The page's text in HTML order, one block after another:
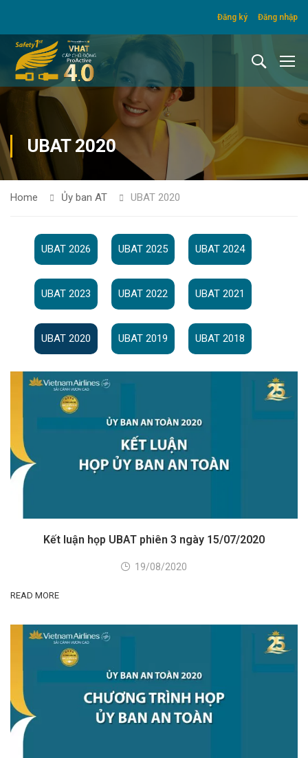
Đăng ký Đăng nhập
UBAT 2020
Home Ủy ban AT UBAT 2020
UBAT 2026 UBAT 2025 UBAT 2024
UBAT 2023 UBAT 2022 UBAT 2021
UBAT 2020 UBAT 2019 UBAT 2018
Kết luận họp UBAT phiên 3 ngày 15/07/2020
19/08/2020
READ MORE